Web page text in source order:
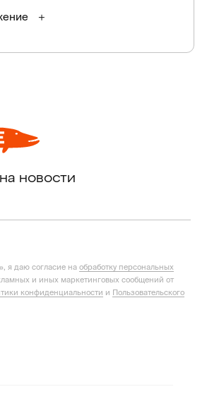
новости
я даю согласие на обработку персональных
и иных маркетинговых сообщений от
конфиденциальности и Пользовательского